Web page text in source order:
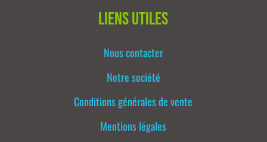
Liens utiles
Nous contacter
Notre société
Conditions générales de vente
Mentions légales